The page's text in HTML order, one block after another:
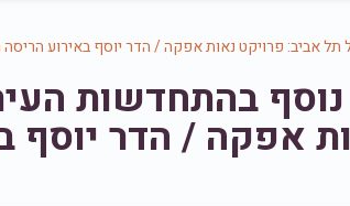
אביב: פרויקט נאות אפקה / הדר יוסף באירוע
בהתחדשות
אפקה / הדר יוסף